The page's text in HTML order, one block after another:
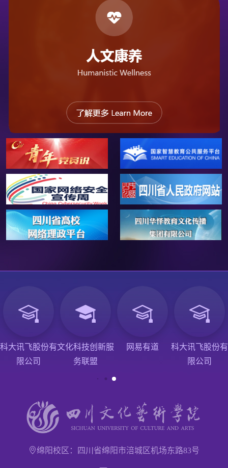
科大讯飞股份有
限公司
文化科技创新服
务联盟
网易有道
科大讯飞股份有
限公司
绵阳校区：四川省绵阳市涪城区机场东路83号